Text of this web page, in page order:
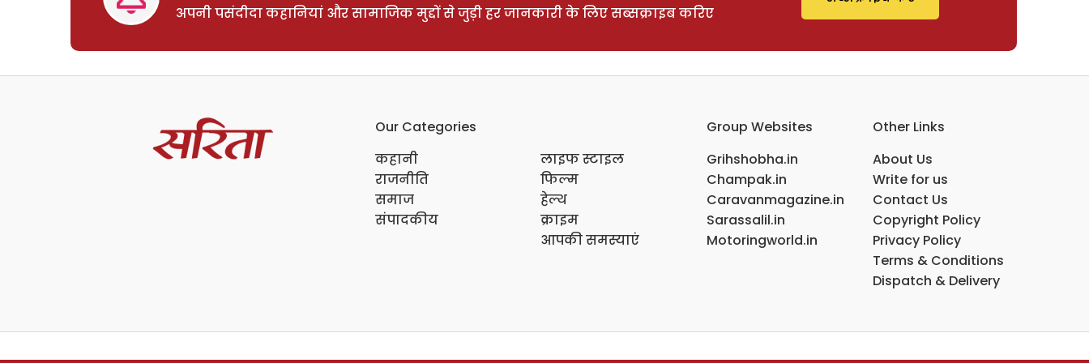
अपनी पसंदीदा कहानियां और सामाजिक मुद्दों से जुड़ी हर जानकारी के लिए सब्सक्राइब करिए
Our Categories
कहानी
राजनीति
समाज
संपादकीय
लाइफ स्टाइल
फिल्म
हेल्थ
क्राइम
आपकी समस्याएं
Group Websites
Grihshobha.in
Champak.in
Caravanmagazine.in
Sarassalil.in
Motoringworld.in
Other Links
About Us
Write for us
Contact Us
Copyright Policy
Privacy Policy
Terms & Conditions
Dispatch & Delivery